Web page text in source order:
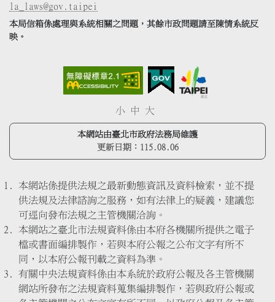
la_laws@gov.taipei
本局信箱係處理與系統相關之問題，其餘市政問題請至陳情系統反
映。
小 中 大
本網站由臺北市政府法務局維護
更新日期： 115.08.06
本網站係提供法規之最新動態資訊及資料檢索，並不提
供法規及法律諮詢之服務，如有法律上的疑義，建議您
可逕向發布法規之主管機關洽詢。
本網站之臺北市法規資料係由本府各機關所提供之電子
檔或書面編排製作，若與本府公報之公布文字有所不
同，以本府公報刊載之資料為準。
有關中央法規資料係由本系統於政府公報及各主管機關
網站所發布之法規資料蒐集編排製作，若與政府公報或